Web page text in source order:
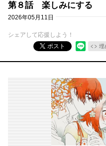
第８話 楽しみにする
2026年05月11日
シェアして応援しよう！
ポスト
埋